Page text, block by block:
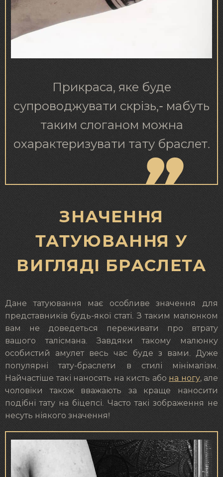
Прикраса, яке буде
супроводжувати скрізь,- мабуть
таким слоганом можна
охарактеризувати тату браслет.
ЗНАЧЕННЯ
ТАТУЮВАННЯ У
ВИГЛЯДІ БРАСЛЕТА
Дане татуювання має особливе значення для
представників будь-якої статі. З таким малюнком
вам не доведеться переживати про втрату
вашого талісмана. Завдяки такому малюнку
особистий амулет весь час буде з вами. Дуже
популярні тату-браслети в стилі мінімалізм.
Найчастіше такі наносять на кисть або на ногу, але
чоловіки також вважають за краще наносити
подібні тату на біцепсі. Часто такі зображення не
несуть ніякого значення!